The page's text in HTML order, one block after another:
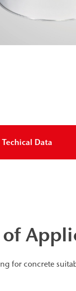
Techical Data
of
for concrete